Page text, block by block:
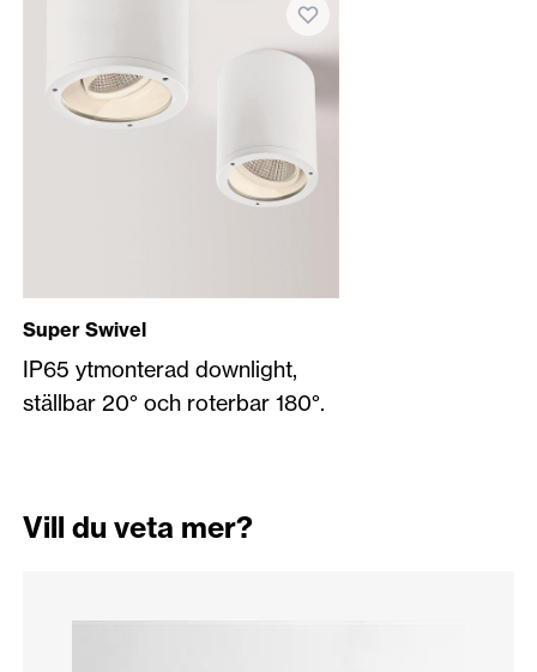
Super Swivel
IP65 ytmonterad downlight,
ställbar 20° och roterbar 180°.
Vill du veta mer?